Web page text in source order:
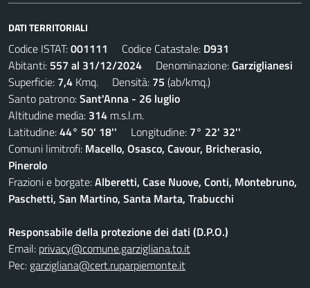
DATI TERRITORIALI
Codice ISTAT:001111 Codice Catastale: D931
Abitanti: 557 al 31/12/2024 Denominazione:Garziglianesi
Superficie: 7,4 Kmq. Densità: 75 (ab/kmq.)
Santo patrono:Sant'Anna - 26 luglio
Altitudine media: 314 m.s.l.m.
Latitudine:44° 50' 18'' Longitudine: 7° 22' 32''
Comuni limitrofi: Macello, Osasco, Cavour, Bricherasio,
Pinerolo
Frazioni e borgate:Alberetti, Case Nuove, Conti, Montebruno,
Paschetti, San Martino, Santa Marta, Trabucchi
Responsabile della protezione dei dati (D.P.O.)
Email: privacy@comune.garzigliana.to.it
Pec: garzigliana@cert.ruparpiemonte.it